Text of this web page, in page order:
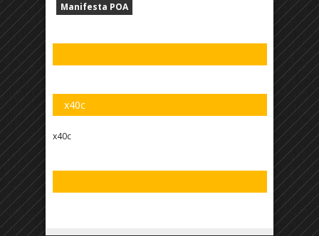
Manifesta POA
x40c
x40c